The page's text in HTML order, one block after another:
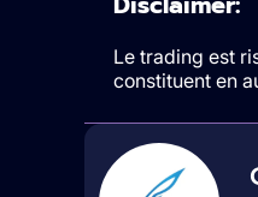
Le trading est
constituent en